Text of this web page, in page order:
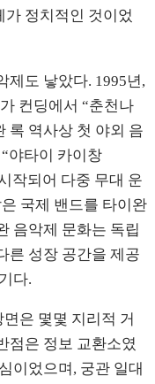
정치적인 것이었
제도 낳았다. 1995년,
컨딩에서 “춘천나
록 역사상 첫 야외 음
야타이 카이창
작되어 다중 무대 운
국제 밴드를 타이완
음악제 문화는 독립
른 성장 공간을 제공
다.
은 몇몇 지리적 거
점은 정보 교환소였
이었으며, 궁관 일대